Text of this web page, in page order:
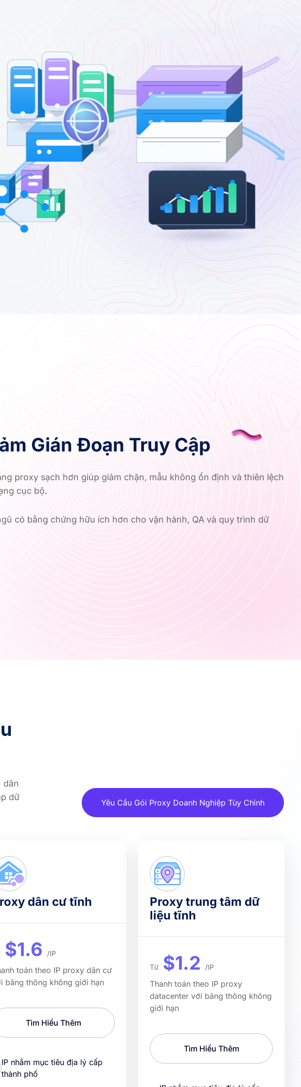
Gián Đoạn Truy Cập
proxy sạch hơn giúp giảm chặn, mẫu không ổn định và thiên lệch
cục bộ.
có bằng chứng hữu ích hơn cho vận hành, QA và quy trình dữ
dân
dữ
Yêu Cầu Gói Proxy Doanh Nghiệp Tùy Chỉnh
dân cư tĩnh
$1.6 /IP
toán theo IP proxy dân cư
băng thông không giới hạn
Tìm Hiểu Thêm
IP nhắm mục tiêu địa lý cấp
thành phố
Proxy trung tâm dữ
liệu tĩnh
Từ $1.2 /IP
Thanh toán theo IP proxy
datacenter với băng thông không
giới hạn
Tìm Hiểu Thêm